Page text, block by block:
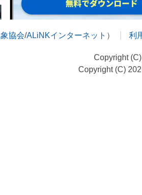
協会/ALiNKインターネット ） 利
Copyright
Copyright (C)